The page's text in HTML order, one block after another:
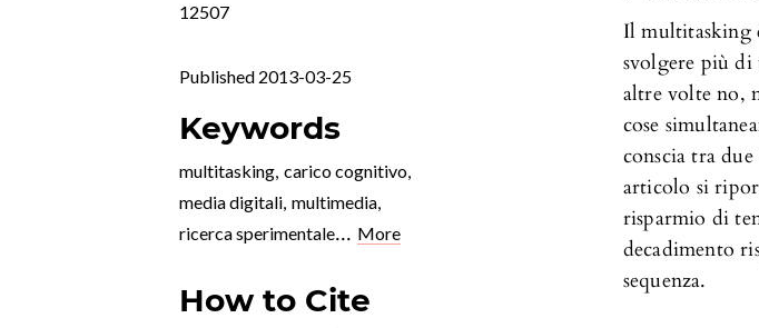
12507
Published 2013-03-25
Keywords
multitasking, carico cognitivo,
media digitali, multimedia,
ricerca sperimentale... More
How to Cite
Il multitasking
svolgere più di
altre volte no,
cose
conscia tra
articolo si
risparmio di
decadimento
sequenza.